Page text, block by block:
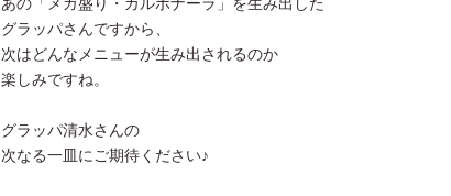
グラッパさんですから、
次はどんなメニューが生み出されるのか
楽しみですね。
グラッパ清水さんの
次なる一皿にご期待ください♪